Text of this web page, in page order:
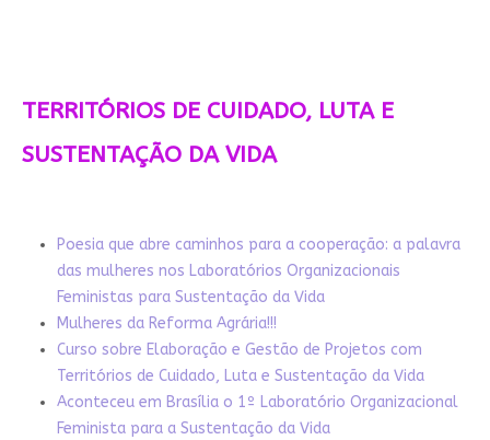
TERRITÓRIOS DE CUIDADO, LUTA E
SUSTENTAÇÃO DA VIDA
Poesia que abre caminhos para a cooperação: a palavra
das mulheres nos Laboratórios Organizacionais
Feministas para Sustentação da Vida
Mulheres da Reforma Agrária!!!
Curso sobre Elaboração e Gestão de Projetos com
Territórios de Cuidado, Luta e Sustentação da Vida
Aconteceu em Brasília o 1º Laboratório Organizacional
Feminista para a Sustentação da Vida